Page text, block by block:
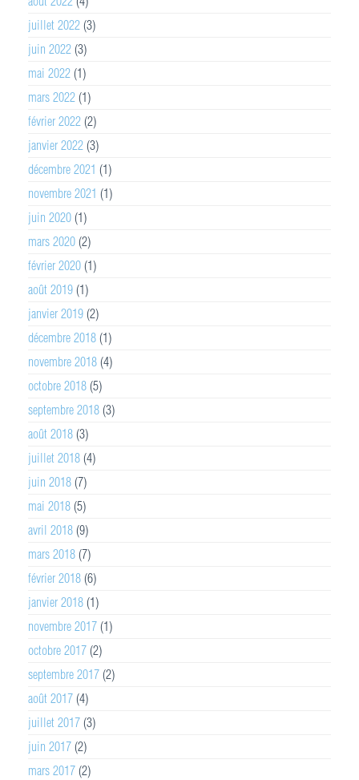
juillet 2022 (3)
juin 2022 (3)
mai 2022 (1)
mars 2022 (1)
février 2022 (2)
janvier 2022 (3)
décembre 2021 (1)
novembre 2021 (1)
juin 2020 (1)
mars 2020 (2)
février 2020 (1)
août 2019 (1)
janvier 2019 (2)
décembre 2018 (1)
novembre 2018 (4)
octobre 2018 (5)
septembre 2018 (3)
août 2018 (3)
juillet 2018 (4)
juin 2018 (7)
mai 2018 (5)
avril 2018 (9)
mars 2018 (7)
février 2018 (6)
janvier 2018 (1)
novembre 2017 (1)
octobre 2017 (2)
septembre 2017 (2)
août 2017 (4)
juillet 2017 (3)
juin 2017 (2)
mars 2017 (2)